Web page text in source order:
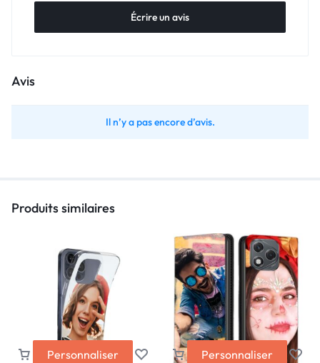
Écrire un avis
Avis
Il n’y a pas encore d’avis.
Produits similaires
Personnaliser Personnaliser